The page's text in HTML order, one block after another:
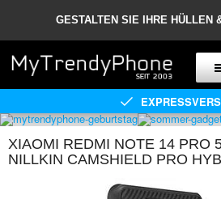
GESTALTEN SIE IHRE HÜLLEN
XIAOMI REDMI NOTE 14 PRO
NILLKIN CAMSHIELD PRO